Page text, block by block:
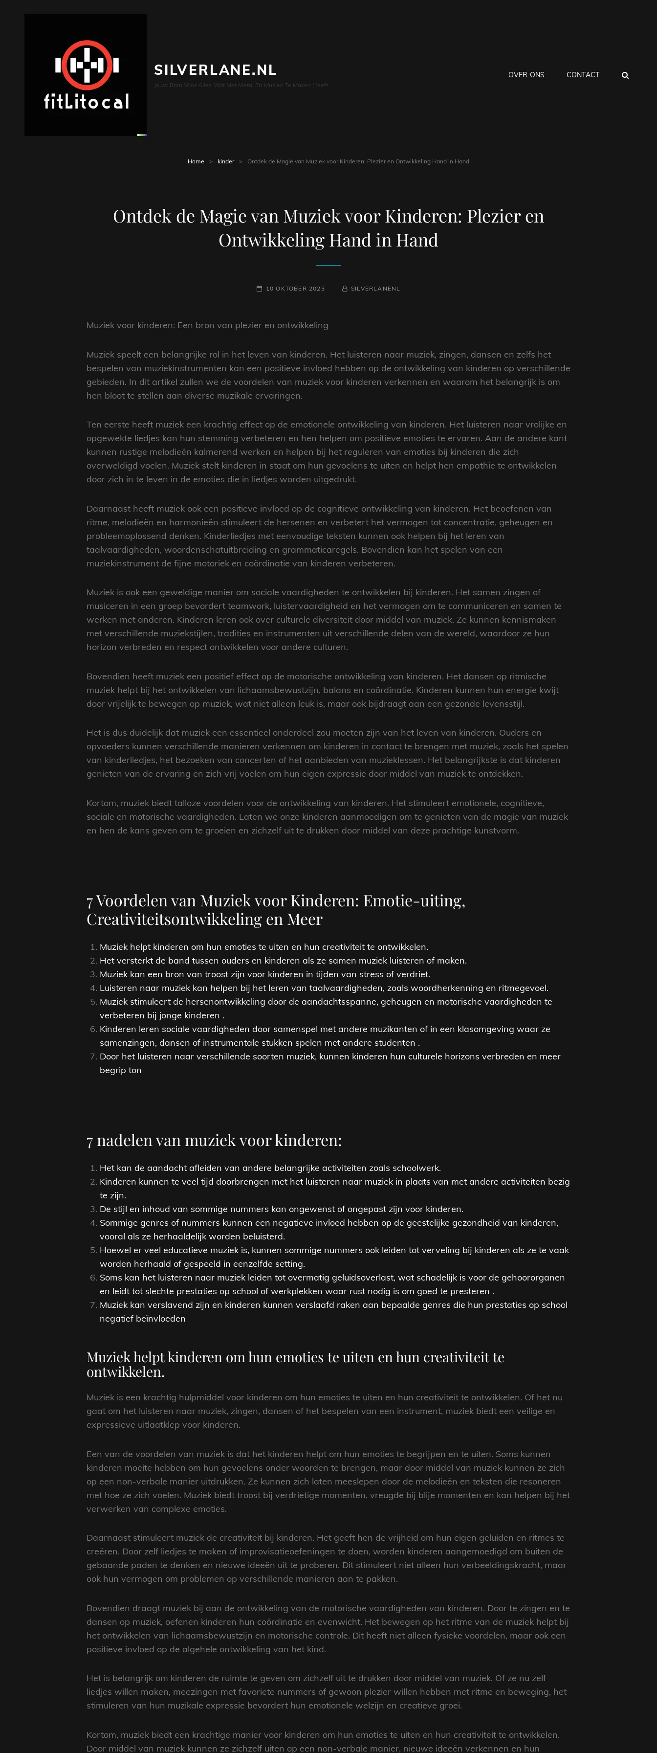
SILVERLANE.NL
Jouw Bron Voor Alles Wat Met Metal En Muziek Te Maken Heeft
OVER ONS CONTACT
Home > kinder > Ontdek de Magie van Muziek voor Kinderen: Plezier en Ontwikkeling Hand in Hand
Ontdek de Magie van Muziek voor Kinderen: Plezier en
Ontwikkeling Hand in Hand
GEPLAATST
10 OKTOBER 2023 NAAMREGEL
BYLINE
SILVERLANENL
Muziek voor kinderen: Een bron van plezier en ontwikkeling
Muziek speelt een belangrijke rol in het leven van kinderen. Het luisteren naar muziek, zingen, dansen en zelfs het
bespelen van muziekinstrumenten kan een positieve invloed hebben op de ontwikkeling van kinderen op verschillende
gebieden. In dit artikel zullen we de voordelen van muziek voor kinderen verkennen en waarom het belangrijk is om
hen bloot te stellen aan diverse muzikale ervaringen.
Ten eerste heeft muziek een krachtig effect op de emotionele ontwikkeling van kinderen. Het luisteren naar vrolijke en
opgewekte liedjes kan hun stemming verbeteren en hen helpen om positieve emoties te ervaren. Aan de andere kant
kunnen rustige melodieën kalmerend werken en helpen bij het reguleren van emoties bij kinderen die zich
overweldigd voelen. Muziek stelt kinderen in staat om hun gevoelens te uiten en helpt hen empathie te ontwikkelen
door zich in te leven in de emoties die in liedjes worden uitgedrukt.
Daarnaast heeft muziek ook een positieve invloed op de cognitieve ontwikkeling van kinderen. Het beoefenen van
ritme, melodieën en harmonieën stimuleert de hersenen en verbetert het vermogen tot concentratie, geheugen en
probleemoplossend denken. Kinderliedjes met eenvoudige teksten kunnen ook helpen bij het leren van
taalvaardigheden, woordenschatuitbreiding en grammaticaregels. Bovendien kan het spelen van een
muziekinstrument de fijne motoriek en coördinatie van kinderen verbeteren.
Muziek is ook een geweldige manier om sociale vaardigheden te ontwikkelen bij kinderen. Het samen zingen of
musiceren in een groep bevordert teamwork, luistervaardigheid en het vermogen om te communiceren en samen te
werken met anderen. Kinderen leren ook over culturele diversiteit door middel van muziek. Ze kunnen kennismaken
met verschillende muziekstijlen, tradities en instrumenten uit verschillende delen van de wereld, waardoor ze hun
horizon verbreden en respect ontwikkelen voor andere culturen.
Bovendien heeft muziek een positief effect op de motorische ontwikkeling van kinderen. Het dansen op ritmische
muziek helpt bij het ontwikkelen van lichaamsbewustzijn, balans en coördinatie. Kinderen kunnen hun energie kwijt
door vrijelijk te bewegen op muziek, wat niet alleen leuk is, maar ook bijdraagt aan een gezonde levensstijl.
Het is dus duidelijk dat muziek een essentieel onderdeel zou moeten zijn van het leven van kinderen. Ouders en
opvoeders kunnen verschillende manieren verkennen om kinderen in contact te brengen met muziek, zoals het spelen
van kinderliedjes, het bezoeken van concerten of het aanbieden van muzieklessen. Het belangrijkste is dat kinderen
genieten van de ervaring en zich vrij voelen om hun eigen expressie door middel van muziek te ontdekken.
Kortom, muziek biedt talloze voordelen voor de ontwikkeling van kinderen. Het stimuleert emotionele, cognitieve,
sociale en motorische vaardigheden. Laten we onze kinderen aanmoedigen om te genieten van de magie van muziek
en hen de kans geven om te groeien en zichzelf uit te drukken door middel van deze prachtige kunstvorm.
7 Voordelen van Muziek voor Kinderen: Emotie-uiting,
Creativiteitsontwikkeling en Meer
Muziek helpt kinderen om hun emoties te uiten en hun creativiteit te ontwikkelen.
Het versterkt de band tussen ouders en kinderen als ze samen muziek luisteren of maken.
Muziek kan een bron van troost zijn voor kinderen in tijden van stress of verdriet.
Luisteren naar muziek kan helpen bij het leren van taalvaardigheden, zoals woordherkenning en ritmegevoel.
Muziek stimuleert de hersenontwikkeling door de aandachtsspanne, geheugen en motorische vaardigheden te
verbeteren bij jonge kinderen .
Kinderen leren sociale vaardigheden door samenspel met andere muzikanten of in een klasomgeving waar ze
samenzingen, dansen of instrumentale stukken spelen met andere studenten .
Door het luisteren naar verschillende soorten muziek, kunnen kinderen hun culturele horizons verbreden en meer
begrip ton
7 nadelen van muziek voor kinderen:
Het kan de aandacht afleiden van andere belangrijke activiteiten zoals schoolwerk.
Kinderen kunnen te veel tijd doorbrengen met het luisteren naar muziek in plaats van met andere activiteiten bezig
te zijn.
De stijl en inhoud van sommige nummers kan ongewenst of ongepast zijn voor kinderen.
Sommige genres of nummers kunnen een negatieve invloed hebben op de geestelijke gezondheid van kinderen,
vooral als ze herhaaldelijk worden beluisterd.
Hoewel er veel educatieve muziek is, kunnen sommige nummers ook leiden tot verveling bij kinderen als ze te vaak
worden herhaald of gespeeld in eenzelfde setting.
Soms kan het luisteren naar muziek leiden tot overmatig geluidsoverlast, wat schadelijk is voor de gehoororganen
en leidt tot slechte prestaties op school of werkplekken waar rust nodig is om goed te presteren .
Muziek kan verslavend zijn en kinderen kunnen verslaafd raken aan bepaalde genres die hun prestaties op school
negatief beïnvloeden
Muziek helpt kinderen om hun emoties te uiten en hun creativiteit te
ontwikkelen.
Muziek is een krachtig hulpmiddel voor kinderen om hun emoties te uiten en hun creativiteit te ontwikkelen. Of het nu
gaat om het luisteren naar muziek, zingen, dansen of het bespelen van een instrument, muziek biedt een veilige en
expressieve uitlaatklep voor kinderen.
Een van de voordelen van muziek is dat het kinderen helpt om hun emoties te begrijpen en te uiten. Soms kunnen
kinderen moeite hebben om hun gevoelens onder woorden te brengen, maar door middel van muziek kunnen ze zich
op een non-verbale manier uitdrukken. Ze kunnen zich laten meeslepen door de melodieën en teksten die resoneren
met hoe ze zich voelen. Muziek biedt troost bij verdrietige momenten, vreugde bij blije momenten en kan helpen bij het
verwerken van complexe emoties.
Daarnaast stimuleert muziek de creativiteit bij kinderen. Het geeft hen de vrijheid om hun eigen geluiden en ritmes te
creëren. Door zelf liedjes te maken of improvisatieoefeningen te doen, worden kinderen aangemoedigd om buiten de
gebaande paden te denken en nieuwe ideeën uit te proberen. Dit stimuleert niet alleen hun verbeeldingskracht, maar
ook hun vermogen om problemen op verschillende manieren aan te pakken.
Bovendien draagt muziek bij aan de ontwikkeling van de motorische vaardigheden van kinderen. Door te zingen en te
dansen op muziek, oefenen kinderen hun coördinatie en evenwicht. Het bewegen op het ritme van de muziek helpt bij
het ontwikkelen van lichaamsbewustzijn en motorische controle. Dit heeft niet alleen fysieke voordelen, maar ook een
positieve invloed op de algehele ontwikkeling van het kind.
Het is belangrijk om kinderen de ruimte te geven om zichzelf uit te drukken door middel van muziek. Of ze nu zelf
liedjes willen maken, meezingen met favoriete nummers of gewoon plezier willen hebben met ritme en beweging, het
stimuleren van hun muzikale expressie bevordert hun emotionele welzijn en creatieve groei.
Kortom, muziek biedt een krachtige manier voor kinderen om hun emoties te uiten en hun creativiteit te ontwikkelen.
Door middel van muziek kunnen ze zichzelf uiten op een non-verbale manier, nieuwe ideeën verkennen en hun